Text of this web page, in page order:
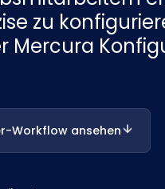
zu
Mercura
Workflow ansehen